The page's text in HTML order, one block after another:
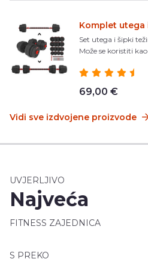
Komplet utega
Set utega i šipki
Može se koristiti
69,00 €
Vidi sve izdvojene proizvode
UVJERLJIVO
Najveća
FITNESS ZAJEDNICA
S PREKO